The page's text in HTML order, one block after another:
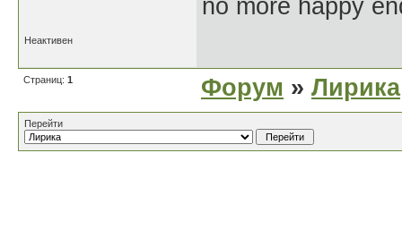
no more happy
Неактивен
Страниц: 1 Форум » Лирика
Перейти